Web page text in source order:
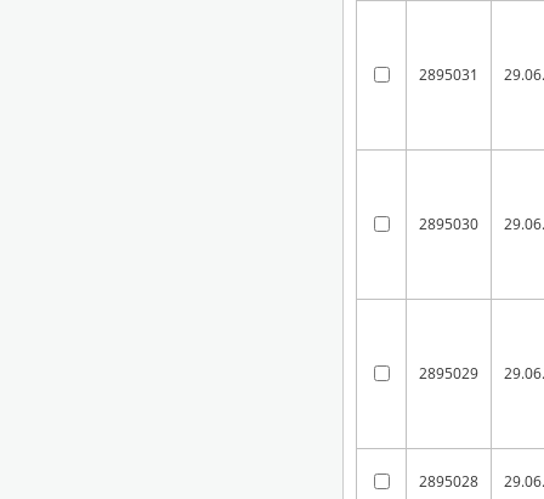
2895031
2895030
2895029
2895028